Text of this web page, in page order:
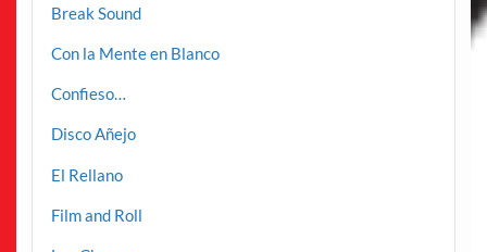
Break Sound
Con la Mente en Blanco
Confieso…
Disco Añejo
El Rellano
Film and Roll